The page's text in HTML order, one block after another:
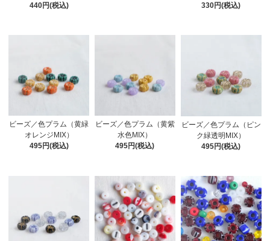
440円(税込)
330円(税込)
ビーズ／色プラム（黄緑
オレンジMIX）
495円(税込)
ビーズ／色プラム（黄紫
水色MIX）
495円(税込)
ビーズ／色プラム（ピン
ク緑透明MIX）
495円(税込)